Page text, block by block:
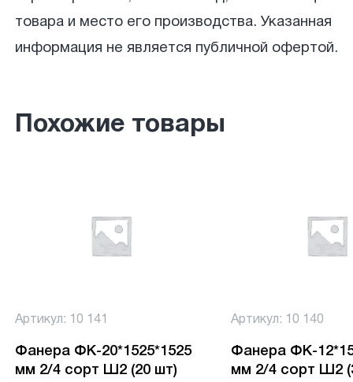
товара и место его производства. Указанная
информация не является публичной офертой.
Похожие товары
Артикул: 10 141
Фанера ФК-20*1525*1525
мм 2/4 сорт Ш2 (20 шт)
Артикул: 10 140
Фанера ФК-
мм 2/4 сорт Ш2